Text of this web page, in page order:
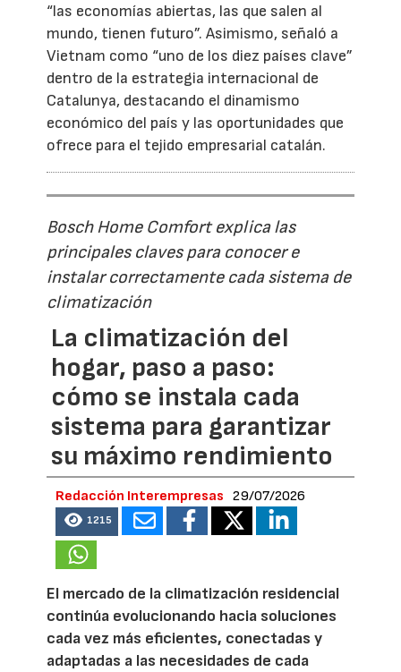
“las economías abiertas, las que salen al
mundo, tienen futuro”. Asimismo, señaló a
Vietnam como “uno de los diez países clave”
dentro de la estrategia internacional de
Catalunya, destacando el dinamismo
económico del país y las oportunidades que
ofrece para el tejido empresarial catalán.
Bosch Home Comfort explica las
principales claves para conocer e
instalar correctamente cada sistema de
climatización
La climatización del
hogar, paso a paso:
cómo se instala cada
sistema para garantizar
su máximo rendimiento
Redacción Interempresas 29/07/2026
1215
El mercado de la climatización residencial
continúa evolucionando hacia soluciones
cada vez más eficientes, conectadas y
adaptadas a las necesidades de cada